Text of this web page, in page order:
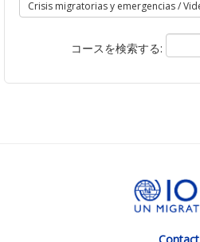
コースを検索する: